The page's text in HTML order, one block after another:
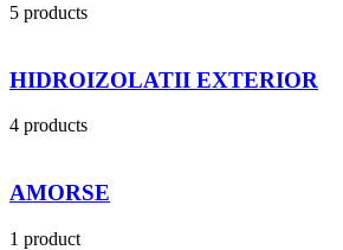
5 products
HIDROIZOLATII EXTERIOR
4 products
AMORSE
1 product